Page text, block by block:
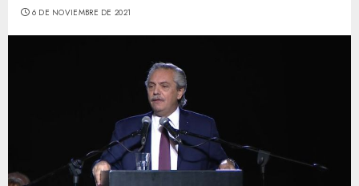
6 DE NOVIEMBRE DE 2021